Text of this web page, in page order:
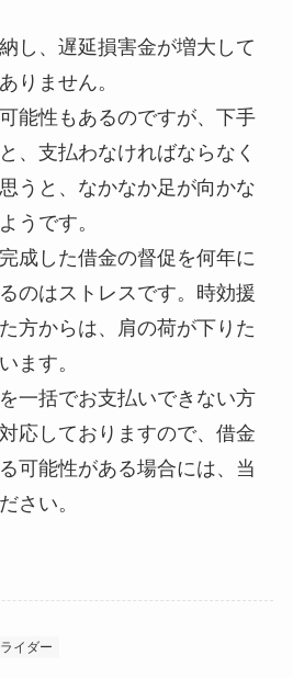
し、遅延損害金が増大して
りません。
能性もあるのですが、下手
、支払わなければならなく
うと、なかなか足が向かな
うです。
成した借金の督促を何年に
のはストレスです。時効援
方からは、肩の荷が下りた
ます。
一括でお支払いできない方
応しておりますので、借金
可能性がある場合には、当
さい。
イダー